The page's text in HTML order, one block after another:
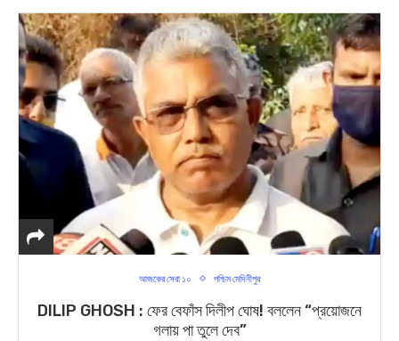
আজকের সেরা ১০ পশ্চিম মেদিনীপুর
DILIP GHOSH : ফের বেফাঁস দিলীপ ঘোষ! বললেন “প্রয়োজনে
গলায় পা তুলে দেব”